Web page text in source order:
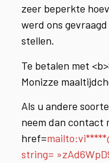
zeer beperkte
werd ons
stellen.
Te betalen met
Monizze
Als u andere
neem dan contact
href=
string=